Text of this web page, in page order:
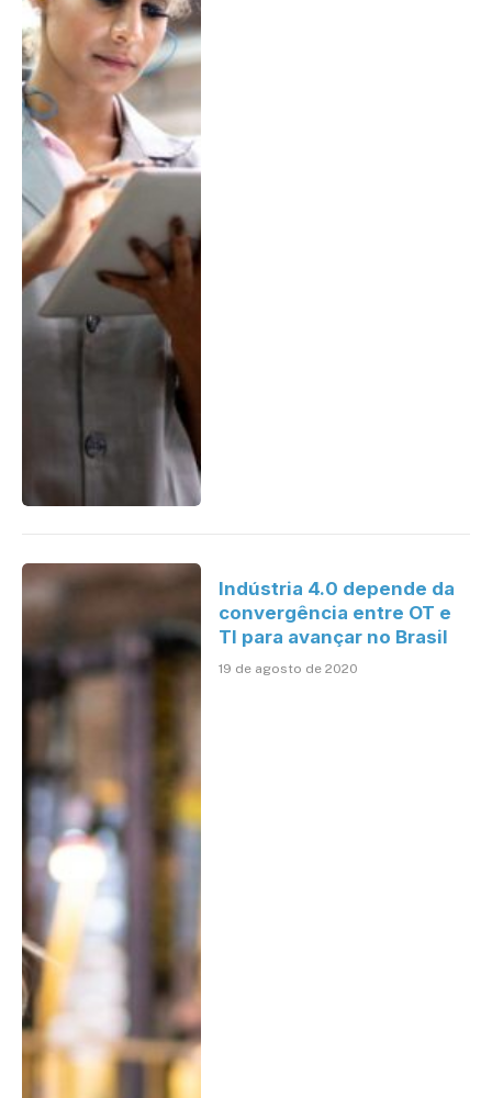
Indústria 4.0 depende da
convergência entre OT e
TI para avançar no Brasil
19 de agosto de 2020